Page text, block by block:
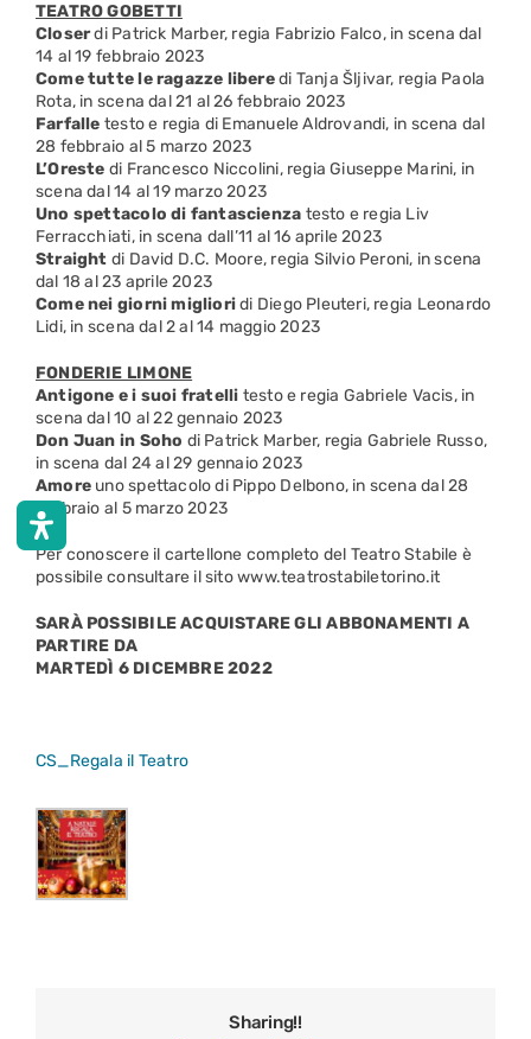
TEATRO GOBETTI
Closerdi Patrick Marber, regia Fabrizio Falco, in scena dal
14 al 19 febbraio 2023
Come tutte le ragazze liberedi Tanja Šljivar, regia Paola
Rota, in scena dal 21 al 26 febbraio 2023
Farfalle testo e regia di Emanuele Aldrovandi, in scena dal
28 febbraio al 5 marzo 2023
L’Oreste di Francesco Niccolini, regia Giuseppe Marini, in
scena dal 14 al 19 marzo 2023
Uno spettacolo di fantascienza testo e regia Liv
Ferracchiati, in scena dall’11 al 16 aprile 2023
Straight di David D.C. Moore, regia Silvio Peroni, in scena
dal 18 al 23 aprile 2023
Come nei giorni miglioridi Diego Pleuteri, regia Leonardo
Lidi, in scena dal 2 al 14 maggio 2023
FONDERIE LIMONE
Antigone e i suoi fratelli testo e regia Gabriele Vacis, in
scena dal 10 al 22 gennaio 2023
Don Juan in Soho di Patrick Marber, regia Gabriele Russo,
in scena dal 24 al 29 gennaio 2023
Amore uno spettacolo di Pippo Delbono, in scena dal 28
febbraio al 5 marzo 2023
Per conoscere il cartellone completo del Teatro Stabile è
possibile consultare il sito www.teatrostabiletorino.it
SARÀ POSSIBILE ACQUISTARE GLI ABBONAMENTI A
PARTIRE DA
MARTEDÌ 6 DICEMBRE 2022
CS_Regala il Teatro
Sharing!!